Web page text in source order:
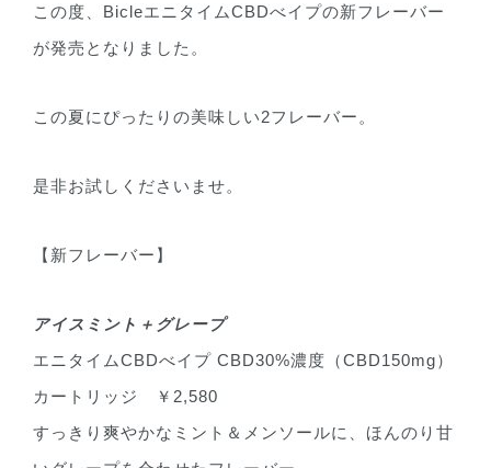
この度、BicleエニタイムCBDべイプの新フレーバー
が発売となりました。
この夏にぴったりの美味しい2フレーバー。
是非お試しくださいませ。
【新フレーバー】
アイスミント＋グレープ
エニタイムCBDべイプ CBD30%濃度（CBD150mg）
カートリッジ ￥2,580
すっきり爽やかなミント＆メンソールに、ほんのり甘